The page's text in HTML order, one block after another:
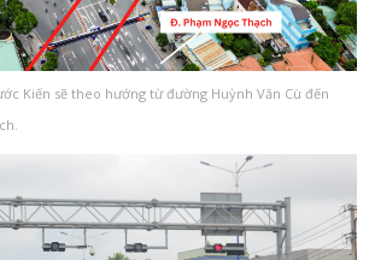
Kiến sẽ theo hướng từ đường Huỳnh Văn Cù đến